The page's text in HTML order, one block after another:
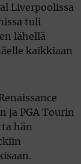
Liverpoolissa
tuli
lähellä
kaikkiaan
ja PGA Tourin
hän